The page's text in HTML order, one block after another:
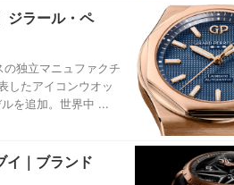
ジラール・ペ
独立マニュファクチ
したアイコンウオッ
を追加。世界中 ...
イ｜ブランド